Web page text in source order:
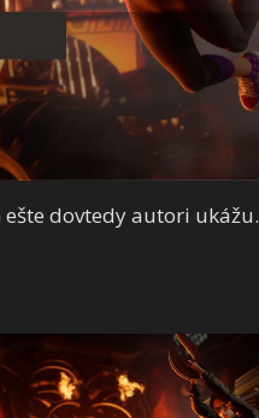
dovtedy autori ukážu.